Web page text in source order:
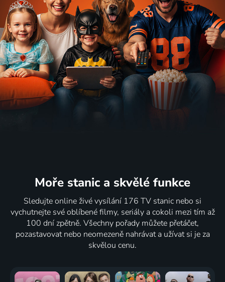
Moře stanic a skvělé funkce
Sledujte online živé vysílání 176 TV stanic nebo si
vychutnejte své oblíbené filmy, seriály a cokoli mezi tím až
100 dní zpětně. Všechny pořady můžete přetáčet,
pozastavovat nebo neomezeně nahrávat a užívat si je za
skvělou cenu.